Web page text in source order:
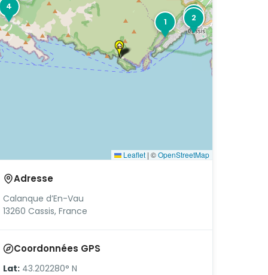
1 2
3
4
Leaflet | ©OpenStreetMap
Adresse
Calanque d’En-Vau
13260 Cassis, France
Coordonnées GPS
Lat: 43.202280° N